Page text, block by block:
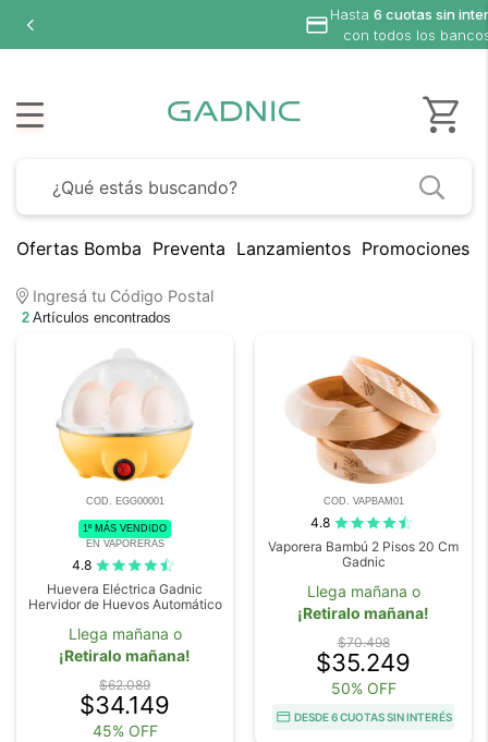
Hasta 6 cuotas sin
con todos los
Ofertas Bomba Preventa Lanzamientos Promociones
Ingresá tu Código Postal
2 Artículos encontrados
COD. EGG00001
1º MÁS VENDIDO
EN VAPORERAS
4.8
Huevera Eléctrica Gadnic
Hervidor de Huevos Automático
Llega mañana o
¡Retiralo mañana!
$62.089
$34.149
45% OFF
COD. VAPBAM01
4.8
Vaporera Bambú 2 Pisos 20 Cm
Gadnic
Llega mañana o
¡Retiralo mañana!
$70.498
$35.249
50% OFF
DESDE 6 CUOTAS SIN INTERÉS